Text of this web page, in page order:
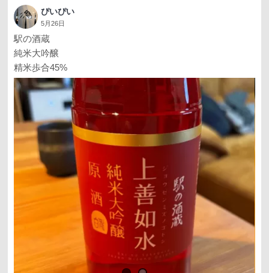
ぴいぴい
5月26日
駅の酒蔵
純米大吟醸
精米歩合45%